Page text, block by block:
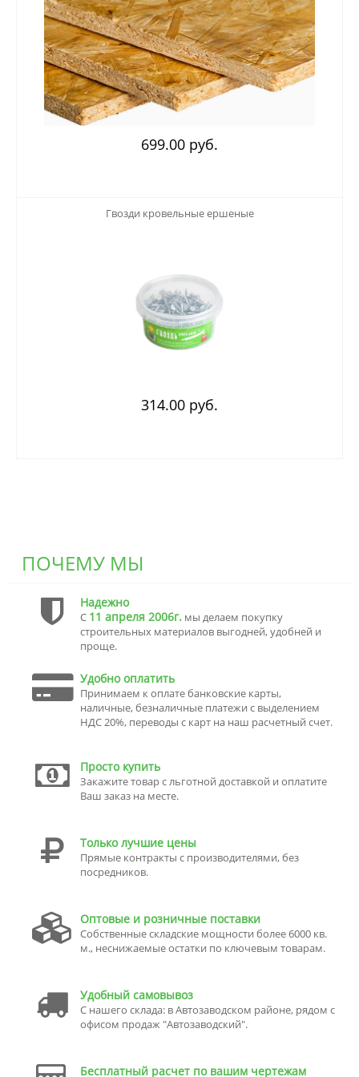
699.00 руб.
Гвозди кровельные ершеные
314.00 руб.
ПОЧЕМУ МЫ
Надежно
С 11 апреля 2006г. мы делаем покупку
строительных материалов выгодней, удобней и
проще.
Удобно оплатить
Принимаем к оплате банковские карты,
наличные, безналичные платежи с выделением
НДС 20%, переводы с карт на наш расчетный счет.
Просто купить
Закажите товар с льготной доставкой и оплатите
Ваш заказ на месте.
Только лучшие цены
Прямые контракты с производителями, без
посредников.
Оптовые и розничные поставки
Собственные складские мощности более 6000 кв.
м., неснижаемые остатки по ключевым товарам.
Удобный самовывоз
С нашего склада: в Автозаводском районе, рядом с
офисом продаж "Автозаводский".
Бесплатный расчет по вашим чертежам